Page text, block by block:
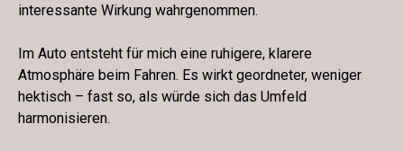
interessante Wirkung wahrgenommen.
Im Auto entsteht für mich eine ruhigere, klarere
Atmosphäre beim Fahren. Es wirkt geordneter, weniger
hektisch – fast so, als würde sich das Umfeld
harmonisieren.